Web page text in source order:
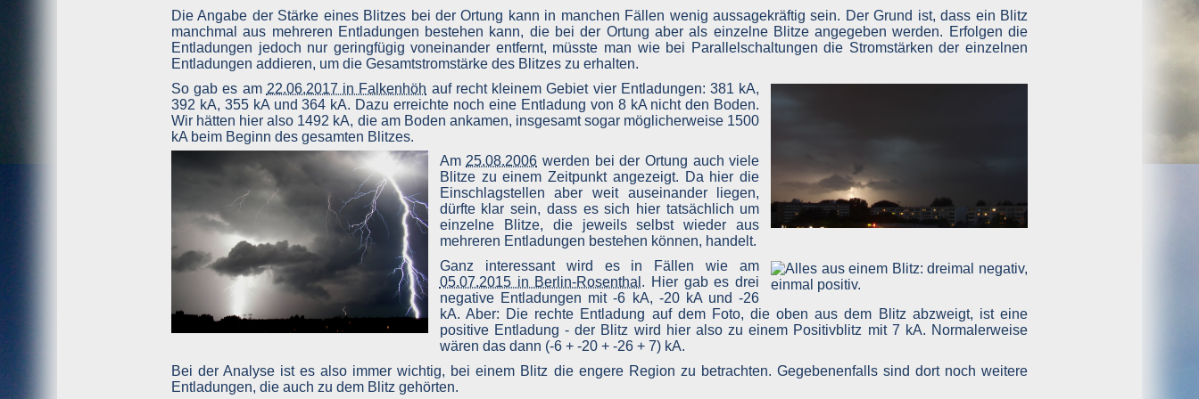
wenn Sie dem Anbieter per Kontaktformular eine Nachricht senden. So müssen Sie bei einem Fehler nicht alles neu ausfüllen.
Außerdem wird ein Cookie verwendet, in dem enthalten ist, dass Sie diese Datenschutzerklärung gesehen haben, damit diese Erklärung, dass dieser Cookie gespeichert wird, nicht bei
jedem Aufruf der Website erscheint.
Gängige Browser bieten die Einstellungsoption, Cookies nicht zuzulassen.
Hinweis: Es ist nicht gewährleistet, dass Sie auf alle Funktionen dieser Website ohne Einschränkungen zugreifen können, wenn Sie entsprechende Einstellungen vornehmen. Wenn Sie
dem Anbieter keine Nachricht senden und damit leben können, dass die Datenschutzerklärung bei jedem Aufruf der Website erscheint, merkt man das Fehlen der Cookies sonst aber
Erfassung und Verarbeitung personenbezogener Daten
Als personenbezogene Daten gelten sämtliche Informationen, welche dazu dienen, Ihre Person zu bestimmen und welche zu Ihnen zurückverfolgt werden können – also beispielsweise
Ihr Name, Ihre E-Mail-Adresse und Telefonnummer.
Der Websitebetreiber gibt personenbezogene Daten, die in irgendeiner Form beim Aufruf bzw. Nutzen der Website übertragen werden sollten, grundsätzlich nicht weiter.
Für den Besuch der Website sind auch keine Angaben zu Ihrer Person notwendig. Erst wenn Sie eine Kontaktmöglichkeit zum Betreiber wahrnehmen, werden diese erforderlich. Diese
dort eingetragenen Angaben gelangen direkt per Mail zum Betreiber, werden also nur während des Übertragungsvorganges auf dem Server gespeichert und nach der Übertragung sofort
Die übertragenen Daten werden nur zur Bearbeitung des Vorgangs und ansonsten nicht genutzt, also auch nicht weitergegeben.
Google Analytics
Google AdSense
Die Angabe der Stärke eines Blitzes bei der Ortung kann in manchen Fällen wenig aussagekräftig sein. Der Grund ist, dass ein Blitz
manchmal aus mehreren Entladungen bestehen kann, die bei der Ortung aber als einzelne Blitze angegeben werden. Erfolgen die
Entladungen jedoch nur geringfügig voneinander entfernt, müsste man wie bei Parallelschaltungen die Stromstärken der einzelnen
Entladungen addieren, um die Gesamtstromstärke des Blitzes zu erhalten.
So gab es am 22.06.2017 in Falkenhöh auf recht kleinem Gebiet vier Entladungen: 381 kA,
392 kA, 355 kA und 364 kA. Dazu erreichte noch eine Entladung von 8 kA nicht den Boden.
Wir hätten hier also 1492 kA, die am Boden ankamen, insgesamt sogar möglicherweise 1500
kA beim Beginn des gesamten Blitzes.
Am25.08.2006 werden bei der Ortung auch viele
Blitze zu einem Zeitpunkt angezeigt. Da hier die
Einschlagstellen aber weit auseinander liegen,
dürfte klar sein, dass es sich hier tatsächlich um
einzelne Blitze, die jeweils selbst wieder aus
mehreren Entladungen bestehen können, handelt.
Ganz interessant wird es in Fällen wie am
05.07.2015 in Berlin-Rosenthal . Hier gab es drei
negative Entladungen mit -6 kA, -20 kA und -26
kA. Aber: Die rechte Entladung auf dem Foto, die oben aus dem Blitz abzweigt, ist eine
positive Entladung - der Blitz wird hier also zu einem Positivblitz mit 7 kA. Normalerweise
wären das dann (-6 + -20 + -26 + 7) kA.
Bei der Analyse ist es also immer wichtig, bei einem Blitz die engere Region zu betrachten. Gegebenenfalls sind dort noch weitere
Entladungen, die auch zu dem Blitz gehörten.